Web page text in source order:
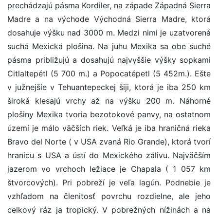
prechádzajú pásma Kordiler, na západe Západná Sierra
Madre a na východe Východná Sierra Madre, ktorá
dosahuje výšku nad 3000 m. Medzi nimi je uzatvorená
suchá Mexická plošina. Na juhu Mexika sa obe suché
pásma približujú a dosahujú najvyššie výšky sopkami
Citlaltepétl (5 700 m.) a Popocatépetl (5 452m.). Ešte
v južnejšie v Tehuantepeckej šiji, ktorá je iba 250 km
široká klesajú vrchy až na výšku 200 m. Náhorné
plošiny Mexika tvoria bezotokové panvy, na ostatnom
území je málo väčších riek. Veľká je iba hraničná rieka
Bravo del Norte ( v USA zvaná Rio Grande), ktorá tvorí
hranicu s USA a ústí do Mexického zálivu. Najväčším
jazerom vo vrchoch ležiace je Chapala ( 1 057 km
štvorcových). Pri pobreží je veľa lagún. Podnebie je
vzhľadom na členitosť povrchu rozdielne, ale jeho
celkový ráz ja tropický. V pobrežných nížinách a na